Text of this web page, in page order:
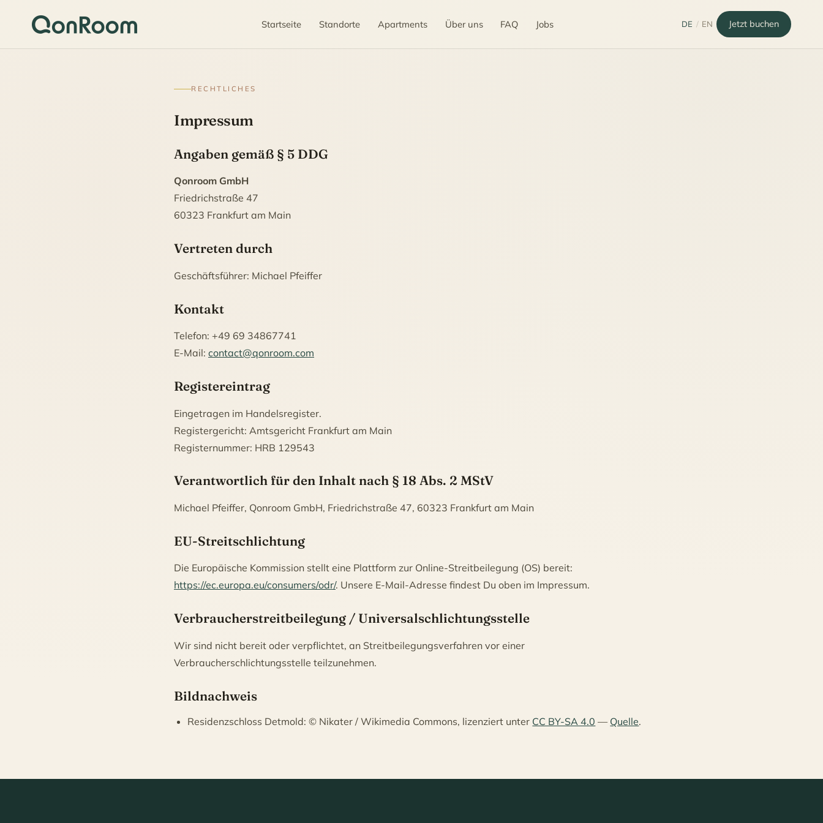
Startseite Standorte Apartments Über uns FAQ Jobs DE / EN Jetzt buchen
RECHTLICHES
Impressum
Angaben gemäß § 5 DDG
Qonroom GmbH
Friedrichstraße 47
60323 Frankfurt am Main
Vertreten durch
Geschäftsführer: Michael Pfeiffer
Kontakt
Telefon: +49 69 34867741
E-Mail: contact@qonroom.com
Registereintrag
Eingetragen im Handelsregister.
Registergericht: Amtsgericht Frankfurt am Main
Registernummer: HRB 129543
Verantwortlich für den Inhalt nach § 18 Abs. 2 MStV
Michael Pfeiffer, Qonroom GmbH, Friedrichstraße 47, 60323 Frankfurt am Main
EU-Streitschlichtung
Die Europäische Kommission stellt eine Plattform zur Online-Streitbeilegung (OS) bereit:
https://ec.europa.eu/consumers/odr/. Unsere E-Mail-Adresse findest Du oben im Impressum.
Verbraucherstreitbeilegung / Universalschlichtungsstelle
Wir sind nicht bereit oder verpflichtet, an Streitbeilegungsverfahren vor einer
Verbraucherschlichtungsstelle teilzunehmen.
Bildnachweis
Residenzschloss Detmold: © Nikater / Wikimedia Commons, lizenziert unter CC BY-SA 4.0 — Quelle.